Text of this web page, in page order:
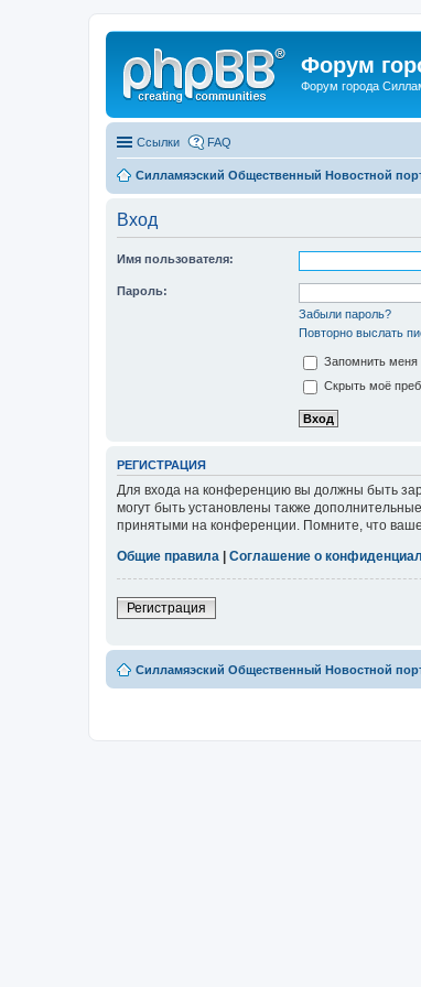
Форум
Форум города
Ссылки FAQ
Силламяэский Общественный Новостной
Вход
Имя пользователя:
Пароль:
Забыли пароль?
Повторно выслать
Запомнить меня
Скрыть моё
РЕГИСТРАЦИЯ
Для входа на конференцию вы должны быть
могут быть установлены также
принятыми на конференции. Помните, что
Общие правила
Соглашение о
Регистрация
Силламяэский Общественный Новостной